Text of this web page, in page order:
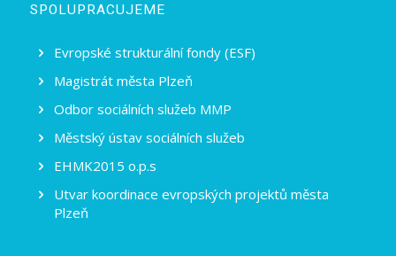
SPOLUPRACUJEME
Evropské strukturální fondy (ESF)
Magistrát města Plzeň
Odbor sociálních služeb MMP
Městský ústav sociálních služeb
EHMK2015 o.p.s
Utvar koordinace evropských projektů města
Plzeň